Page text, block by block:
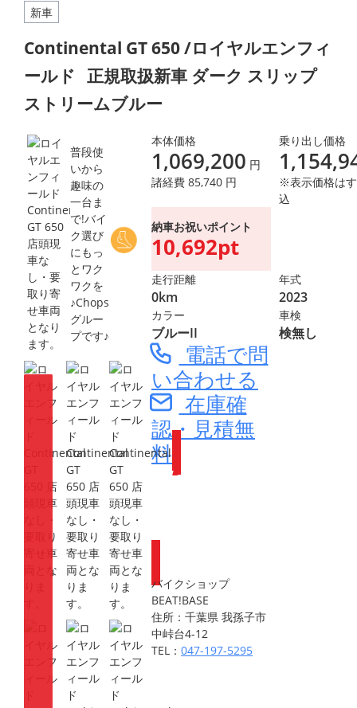
新車
Continental GT 650 /ロイヤルエンフィ
ールド 正規取扱新車 ダーク スリップ
ストリームブルー
普段使
いから
趣味の
一台ま
で!バイ
ク選び
にもっ
とワク
ワクを
♪Chops
グルー
プです♪
本体価格
1,069,200 円
乗り出し価格
諸経費 85,740 円
※表示価格は
込
納車お祝いポイント
10,692pt
走行距離
0km
年式
2023
カラー
ブルーII
車検
検無し
電話で問
い合わせる
在庫確
認・見積無
料
Webike会員
もらえます
バイクショップ
BEAT!BASE
住所：千葉県 我孫子市
中峠台4-12
TEL： 047-197-5295